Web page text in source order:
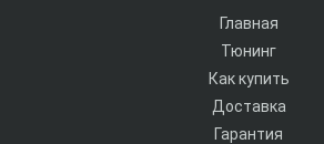
Главная
Тюнинг
Как купить
Доставка
Гарантия